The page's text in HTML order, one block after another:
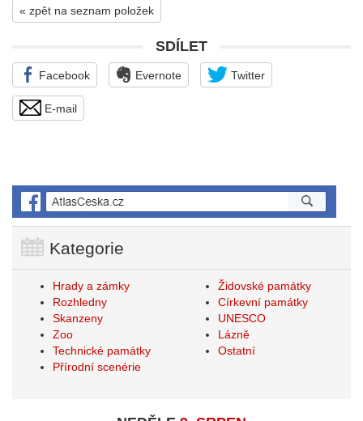
« zpět na seznam položek
SDÍLET
Facebook Evernote Twitter
E-mail
Kategorie
Hrady a zámky
Rozhledny
Skanzeny
Zoo
Technické památky
Přírodní scenérie
Židovské památky
Církevní památky
UNESCO
Lázně
Ostatní